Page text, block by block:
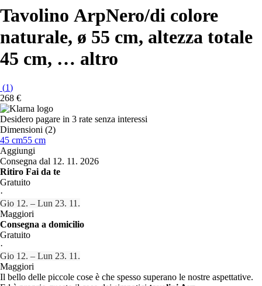
Tavolino ArpNero/di colore
naturale, ø 55 cm, altezza totale
45 cm, … altro
(1)
268 €
Desidero pagare in 3 rate senza interessi
Dimensioni (2)
45 cm55 cm
Aggiungi
Consegna dal 12. 11. 2026
Ritiro Fai da te
Gratuito
·
Gio 12. – Lun 23. 11.
Maggiori
Consegna a domicilio
Gratuito
·
Gio 12. – Lun 23. 11.
Maggiori
Il bello delle piccole cose è che spesso superano le nostre aspettative.